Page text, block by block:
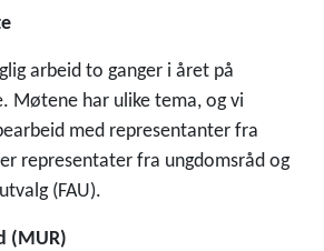
arbeid to ganger i året på
Møtene har ulike tema, og vi
med representanter fra
representater fra ungdomsråd og
(FAU).
(MUR)